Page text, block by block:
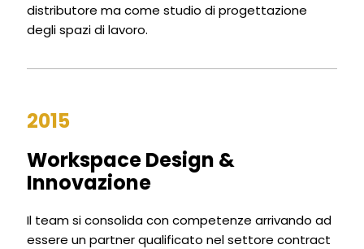
distributore ma come studio di progettazione
degli spazi di lavoro.
2015
Workspace Design &
Innovazione
Il team si consolida con competenze arrivando ad
essere un partner qualificato nel settore contract